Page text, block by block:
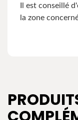
Il est conseillé
la zone